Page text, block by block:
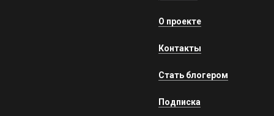
О проекте
Контакты
Стать блогером
Подписка